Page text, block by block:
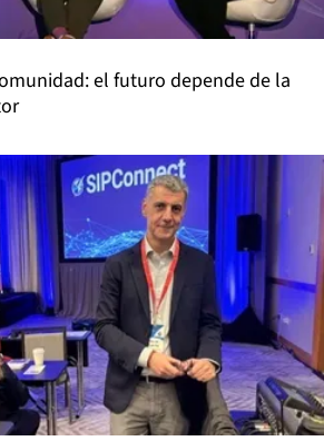
el futuro depende de la